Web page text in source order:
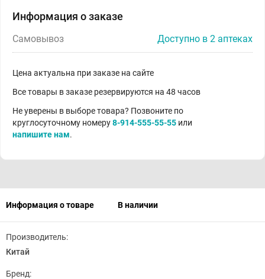
Информация о заказе
Самовывоз Доступно в 2 аптеках
Цена актуальна при заказе на сайте
Все товары в заказе резервируются на 48 часов
Не уверены в выборе товара? Позвоните по
круглосуточному номеру8-914-555-55-55 или
напишите нам.
Информация о товаре В наличии
Производитель:
Китай
Бренд: